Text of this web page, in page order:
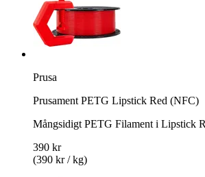
Prusa
Prusament PETG Lipstick Red (NFC)
Mångsidigt PETG Filament i Lipstick
390 kr
(390 kr / kg)